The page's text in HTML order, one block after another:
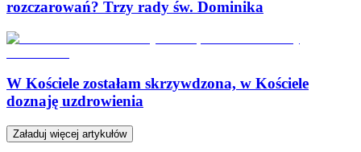
rozczarowań? Trzy rady św. Dominika
W Kościele zostałam skrzywdzona, w Kościele
doznaję uzdrowienia
Załaduj więcej artykułów